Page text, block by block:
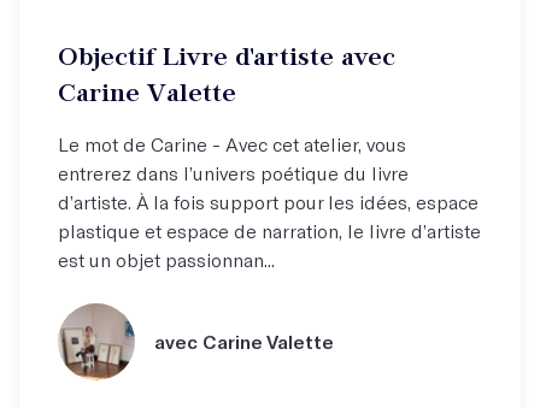
Objectif Livre d'artiste avec
Carine Valette
Le mot de Carine - Avec cet atelier, vous
entrerez dans l’univers poétique du livre
d’artiste. À la fois support pour les idées, espace
plastique et espace de narration, le livre d’artiste
est un objet passionnan...
avec Carine Valette